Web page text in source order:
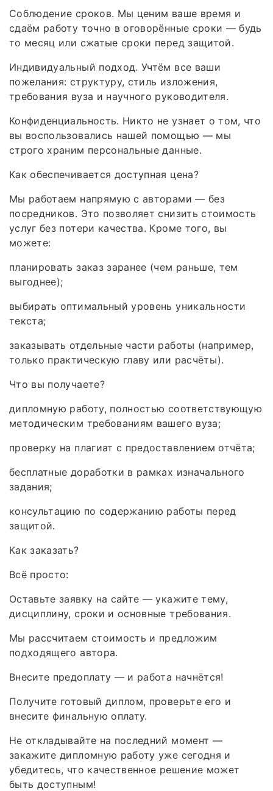
Соблюдение сроков. Мы ценим ваше время и
сдаём работу точно в оговорённые сроки — будь
то месяц или сжатые сроки перед защитой.
Индивидуальный подход. Учтём все ваши
пожелания: структуру, стиль изложения,
требования вуза и научного руководителя.
Конфиденциальность. Никто не узнает о том, что
вы воспользовались нашей помощью — мы
строго храним персональные данные.
Как обеспечивается доступная цена?
Мы работаем напрямую с авторами — без
посредников. Это позволяет снизить стоимость
услуг без потери качества. Кроме того, вы
можете:
планировать заказ заранее (чем раньше, тем
выгоднее);
выбирать оптимальный уровень уникальности
текста;
заказывать отдельные части работы (например,
только практическую главу или расчёты).
Что вы получаете?
дипломную работу, полностью соответствующую
методическим требованиям вашего вуза;
проверку на плагиат с предоставлением отчёта;
бесплатные доработки в рамках изначального
задания;
консультацию по содержанию работы перед
защитой.
Как заказать?
Всё просто:
Оставьте заявку на сайте — укажите тему,
дисциплину, сроки и основные требования.
Мы рассчитаем стоимость и предложим
подходящего автора.
Внесите предоплату — и работа начнётся!
Получите готовый диплом, проверьте его и
внесите финальную оплату.
Не откладывайте на последний момент —
закажите дипломную работу уже сегодня и
убедитесь, что качественное решение может
быть доступным!